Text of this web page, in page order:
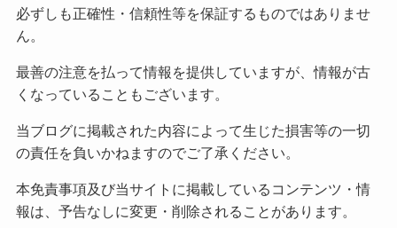
必ずしも正確性・信頼性等を保証するものではありませ
ん。
最善の注意を払って情報を提供していますが、情報が古
くなっていることもございます。
当ブログに掲載された内容によって生じた損害等の一切
の責任を負いかねますのでご了承ください。
本免責事項及び当サイトに掲載しているコンテンツ・情
報は、予告なしに変更・削除されることがあります。